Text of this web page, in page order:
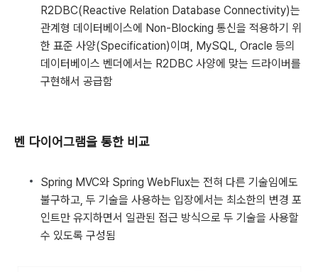
R2DBC(Reactive Relation Database Connectivity)는
관계형 데이터베이스에 Non-Blocking 통신을 적용하기 위
한 표준 사양(Specification)이며, MySQL, Oracle 등의
데이터베이스 벤더에서는 R2DBC 사양에 맞는 드라이버를
구현해서 공급함
벤 다이어그램을 통한 비교
Spring MVC와 Spring WebFlux는 전혀 다른 기술임에도
불구하고, 두 기술을 사용하는 입장에서는 최소한의 변경 포
인트만 유지하면서 일관된 접근 방식으로 두 기술을 사용할
수 있도록 구성됨